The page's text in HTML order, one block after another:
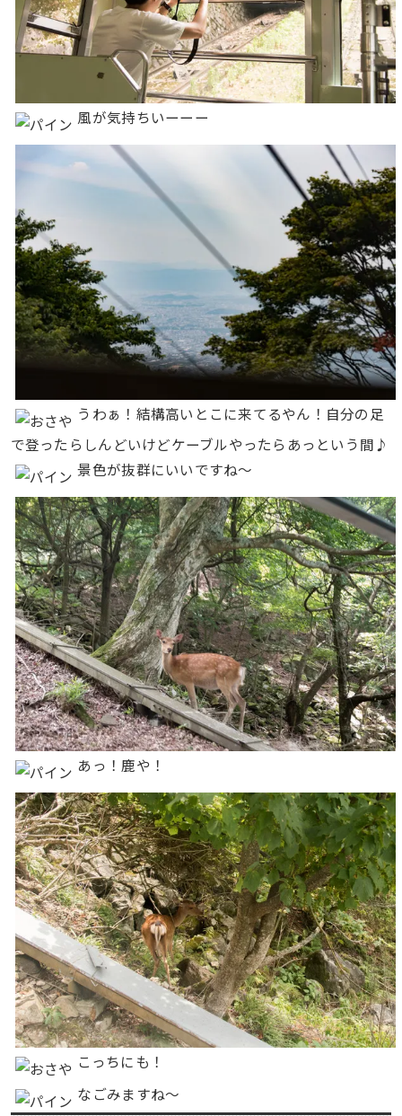
風が気持ちいーーー
うわぁ！結構高いとこに来てるやん！自分の足
で登ったらしんどいけどケーブルやったらあっという間♪
景色が抜群にいいですね〜
あっ！鹿や！
こっちにも！
なごみますね〜